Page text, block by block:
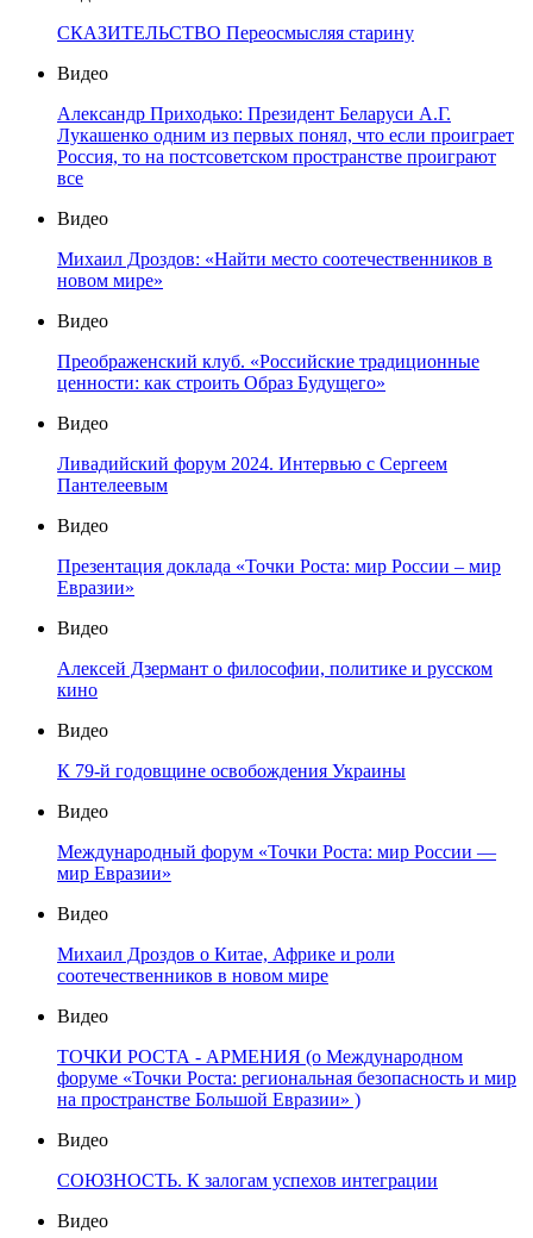
СКАЗИТЕЛЬСТВО Переосмысляя старину
Видео
Александр Приходько: Президент Беларуси А.Г.
Лукашенко одним из первых понял, что если проиграет
Россия, то на постсоветском пространстве проиграют
все
Видео
Михаил Дроздов: «Найти место соотечественников в
новом мире»
Видео
Преображенский клуб. «Российские традиционные
ценности: как строить Образ Будущего»
Видео
Ливадийский форум 2024. Интервью с Сергеем
Пантелеевым
Видео
Презентация доклада «Точки Роста: мир России – мир
Евразии»
Видео
Алексей Дзермант о философии, политике и русском
кино
Видео
К 79-й годовщине освобождения Украины
Видео
Международный форум «Точки Роста: мир России —
мир Евразии»
Видео
Михаил Дроздов о Китае, Африке и роли
соотечественников в новом мире
Видео
ТОЧКИ РОСТА - АРМЕНИЯ (о Международном
форуме «Точки Роста: региональная безопасность и мир
на пространстве Большой Евразии» )
Видео
СОЮЗНОСТЬ. К залогам успехов интеграции
Видео